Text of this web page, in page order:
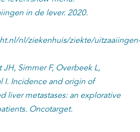
in de lever. 2020.
nl/ziekenhuis/ziekte/uitzaaiingen-
Simmer F, Overbeek L,
I. Incidence and origin of
liver metastases: an explorative
Oncotarget.